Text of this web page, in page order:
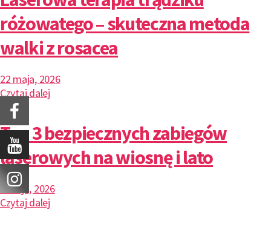
różowatego – skuteczna metoda
walki z rosacea
22 maja, 2026
Czytaj dalej
Top 3 bezpiecznych zabiegów
laserowych na wiosnę i lato
7 maja, 2026
Czytaj dalej